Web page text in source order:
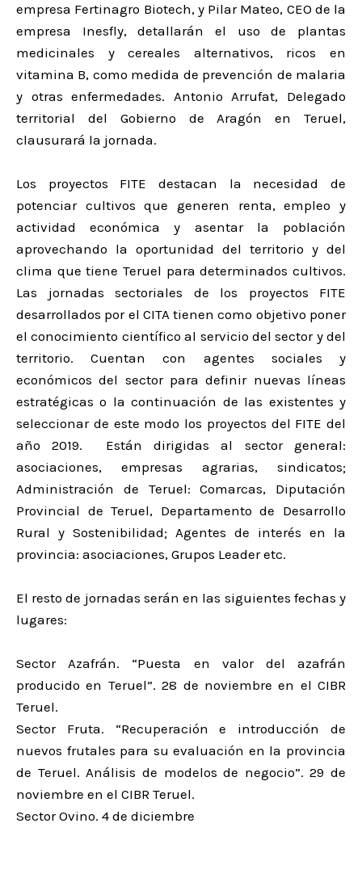
empresa Fertinagro Biotech, y Pilar Mateo, CEO de la
empresa Inesfly, detallarán el uso de plantas
medicinales y cereales alternativos, ricos en
vitamina B, como medida de prevención de malaria
y otras enfermedades. Antonio Arrufat, Delegado
territorial del Gobierno de Aragón en Teruel,
clausurará la jornada.
Los proyectos FITE destacan la necesidad de
potenciar cultivos que generen renta, empleo y
actividad económica y asentar la población
aprovechando la oportunidad del territorio y del
clima que tiene Teruel para determinados cultivos.
Las jornadas sectoriales de los proyectos FITE
desarrollados por el CITA tienen como objetivo poner
el conocimiento científico al servicio del sector y del
territorio. Cuentan con agentes sociales y
económicos del sector para definir nuevas líneas
estratégicas o la continuación de las existentes y
seleccionar de este modo los proyectos del FITE del
año 2019. Están dirigidas al sector general:
asociaciones, empresas agrarias, sindicatos;
Administración de Teruel: Comarcas, Diputación
Provincial de Teruel, Departamento de Desarrollo
Rural y Sostenibilidad; Agentes de interés en la
provincia: asociaciones, Grupos Leader etc.
El resto de jornadas serán en las siguientes fechas y
lugares:
Sector Azafrán. “Puesta en valor del azafrán
producido en Teruel”. 28 de noviembre en el CIBR
Teruel.
Sector Fruta. “Recuperación e introducción de
nuevos frutales para su evaluación en la provincia
de Teruel. Análisis de modelos de negocio”. 29 de
noviembre en el CIBR Teruel.
Sector Ovino. 4 de diciembre